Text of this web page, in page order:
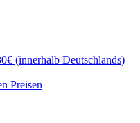
(innerhalb Deutschlands)
Preisen